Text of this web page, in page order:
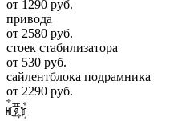
от 1290 руб.
привода
от 2580 руб.
стоек стабилизатора
от 530 руб.
сайлентблока подрамника
от 2290 руб.